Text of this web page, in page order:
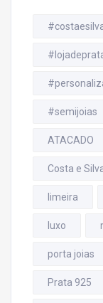
#semijoias
ATACADO
Costa e
limeira
luxo
porta joias
Prata 925